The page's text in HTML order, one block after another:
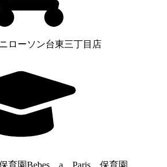
ローソン台東三丁目店
育園Bebes a Paris 保育園